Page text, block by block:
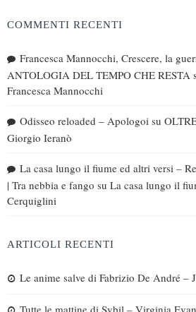
COMMENTI RECENTI
Francesca Mannocchi, Crescere, la
ANTOLOGIA DEL TEMPO CHE RESTA
Francesca Mannocchi
Odisseo reloaded – Apologoi su
Giorgio Ieranò
La casa lungo il fiume ed altri versi –
| Tra nebbia e fango su La casa lungo il
Cerquiglini
ARTICOLI RECENTI
Le anime salve di Fabrizio De André –
Tutte le mattine di Sybil – Virginia